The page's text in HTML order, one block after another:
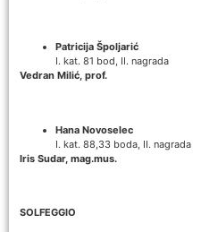
Patricija Špoljarić
I. kat. 81 bod, II. nagrada
Vedran Milić, prof.
Hana Novoselec
I. kat. 88,33 boda, II. nagrada
Iris Sudar, mag.mus.
SOLFEGGIO